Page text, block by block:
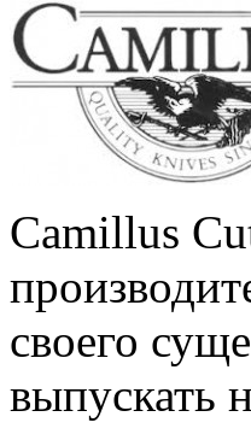
Camillus
своего
выпускать